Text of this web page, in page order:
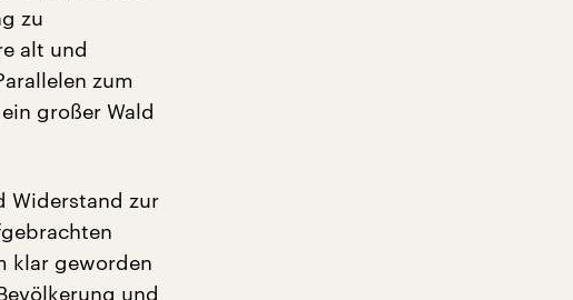
zu
alt und
zum
großer Wald
Widerstand zur
klar geworden
und